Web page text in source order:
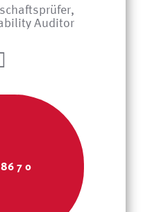
Auditor
7 0